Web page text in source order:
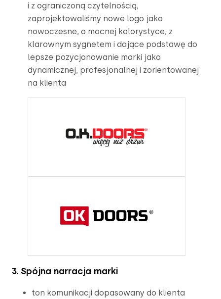
i z ograniczoną czytelnością,
zaprojektowaliśmy nowe logo jako
nowoczesne, o mocnej kolorystyce, z
klarownym sygnetem i dające podstawę do
lepsze pozycjonowanie marki jako
dynamicznej, profesjonalnej i zorientowanej
na klienta
3. Spójna narracja marki
ton komunikacji dopasowany do klienta